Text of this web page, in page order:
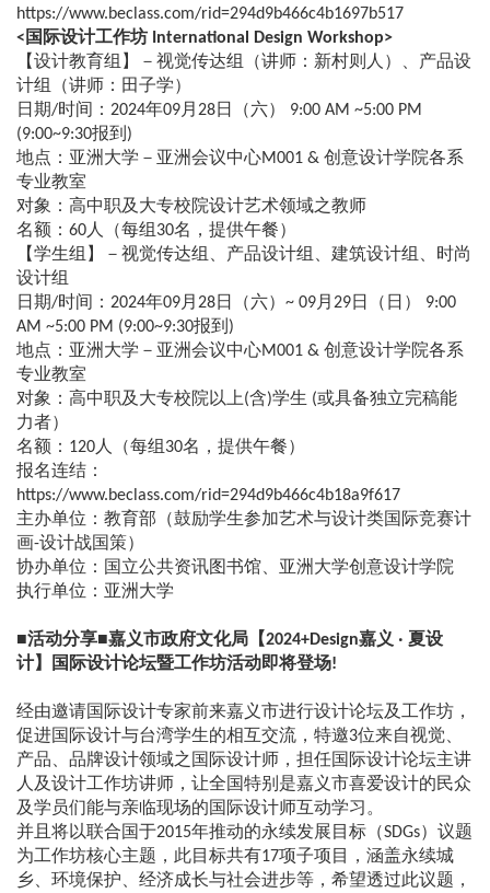
https://www.beclass.com/rid=294d9b466c4b1697b517
<国际设计工作坊 International Design Workshop>
【设计教育组】－视觉传达组（讲师：新村则人）、产品设
计组（讲师：田子学）
日期/时间：2024年09月28日（六） 9:00 AM ~5:00 PM
(9:00~9:30报到)
地点：亚洲大学－亚洲会议中心M001 & 创意设计学院各系
专业教室
对象：高中职及大专校院设计艺术领域之教师
名额：60人（每组30名，提供午餐）
【学生组】－视觉传达组、产品设计组、建筑设计组、时尚
设计组
日期/时间：2024年09月28日（六）~ 09月29日（日） 9:00
AM ~5:00 PM (9:00~9:30报到)
地点：亚洲大学－亚洲会议中心M001 & 创意设计学院各系
专业教室
对象：高中职及大专校院以上(含)学生 (或具备独立完稿能
力者）
名额：120人（每组30名，提供午餐）
报名连结：
https://www.beclass.com/rid=294d9b466c4b18a9f617
主办单位：教育部（鼓励学生参加艺术与设计类国际竞赛计
画-设计战国策）
协办单位：国立公共资讯图书馆、亚洲大学创意设计学院
执行单位：亚洲大学
■活动分享■嘉义市政府文化局【2024+Design嘉义 ‧ 夏设
计】国际设计论坛暨工作坊活动即将登场!
经由邀请国际设计专家前来嘉义市进行设计论坛及工作坊，
促进国际设计与台湾学生的相互交流，特邀3位来自视觉、
产品、品牌设计领域之国际设计师，担任国际设计论坛主讲
人及设计工作坊讲师，让全国特别是嘉义市喜爱设计的民众
及学员们能与亲临现场的国际设计师互动学习。
并且将以联合国于2015年推动的永续发展目标（SDGs）议题
为工作坊核心主题，此目标共有17项子项目，涵盖永续城
乡、环境保护、经济成长与社会进步等，希望透过此议题，